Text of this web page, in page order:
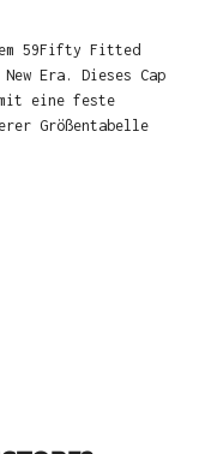
59Fifty Fitted
Era. Dieses Cap
eine feste
Größentabelle